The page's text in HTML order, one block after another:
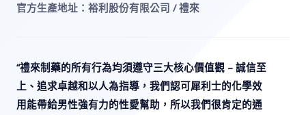
官方生產地址：裕利股份有限公司 / 禮來
“禮來制藥的所有行為均須遵守三大核心價值觀 – 誠信至
上、追求卓越和以人為指導，我們認可犀利士的化學效
用能帶給男性強有力的性愛幫助，所以我們很肯定的通